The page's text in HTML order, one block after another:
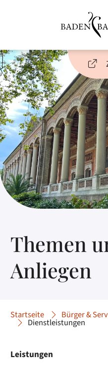
Themen
Anliegen
Startseite Bürger &
Dienstleistungen
Leistungen